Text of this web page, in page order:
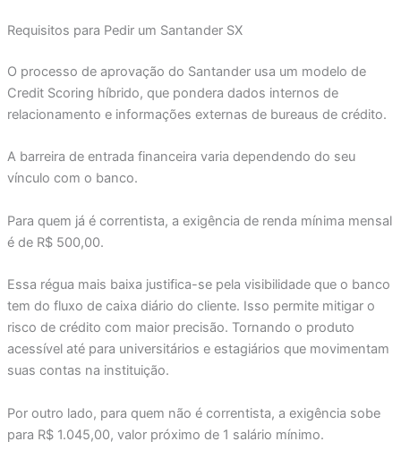
Requisitos para Pedir um Santander SX
O processo de aprovação do Santander usa um modelo de
Credit Scoring híbrido, que pondera dados internos de
relacionamento e informações externas de bureaus de crédito.
A barreira de entrada financeira varia dependendo do seu
vínculo com o banco.
Para quem já é correntista, a exigência de renda mínima mensal
é de R$ 500,00.
Essa régua mais baixa justifica-se pela visibilidade que o banco
tem do fluxo de caixa diário do cliente. Isso permite mitigar o
risco de crédito com maior precisão. Tornando o produto
acessível até para universitários e estagiários que movimentam
suas contas na instituição.
Por outro lado, para quem não é correntista, a exigência sobe
para R$ 1.045,00, valor próximo de 1 salário mínimo.